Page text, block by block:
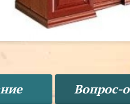
Вопрос-